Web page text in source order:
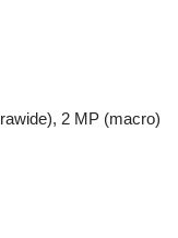
2 MP (macro)